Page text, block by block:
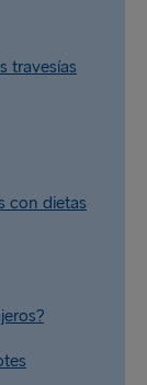
travesías
con dietas